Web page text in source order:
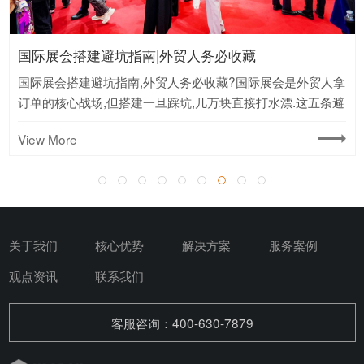
国际展会搭建避坑指南|外贸人务必收藏
国际展会搭建避坑指南,外贸人务必收藏?国际展会是外贸人拿
订单的核心战场,但搭建一旦踩坑,几万块直接打水漂.这五条避
View More
关于我们 核心优势 解决方案
服务案例
观点资讯
联系我们
客服咨询：400-630-7879